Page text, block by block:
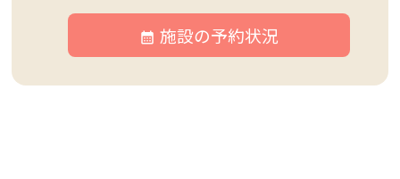
施設の予約状況